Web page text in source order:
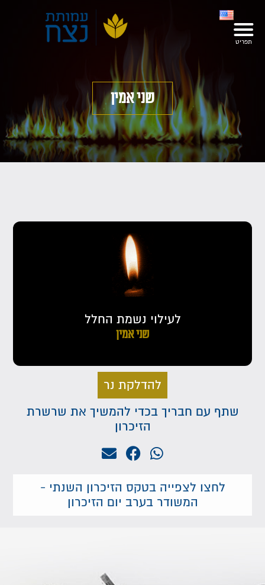
שני אמין
לעילוי נשמת החלל
שני אמין
להדלקת נר
שתף עם חבריך בכדי להמשיך את שרשרת
הזיכרון
לחצו לצפייה בטקס הזיכרון השנתי -
המשודר בערב יום הזיכרון